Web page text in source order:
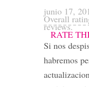
junio 17,
Overall
reviews.
RATE
Si nos
habremos